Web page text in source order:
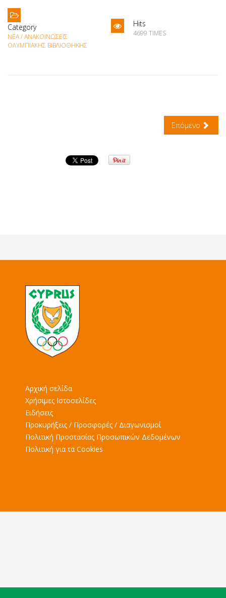
Category
ΝΈΑ / ΑΝΑΚΟΙΝΏΣΕΙΣ
ΟΛΥΜΠΙΑΚΉΣ ΒΙΒΛΙΟΘΉΚΗΣ
Hits
4699 TIMES
Επόμενο
Αρχική σελίδα
Χρήσιμες Ιστοσελίδες
Ειδήσεις
Προκυρήξεις / Προσφορές / Διαγωνισμοί
Πολιτική Προστασίας Προσωπικών Δεδομένων
Πολιτική για τα Cookies